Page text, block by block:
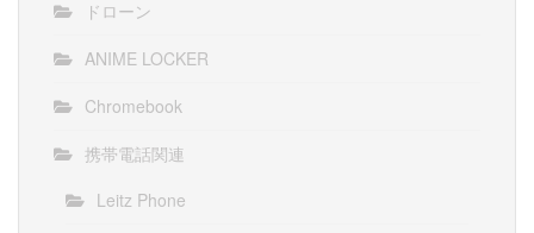
ドローン
ANIME LOCKER
Chromebook
携帯電話関連
Leitz Phone